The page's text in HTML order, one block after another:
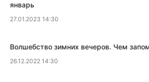
январь
27.01.2023 14:30
Волшебство зимних вечеров. Чем
26.12.2022 14:30